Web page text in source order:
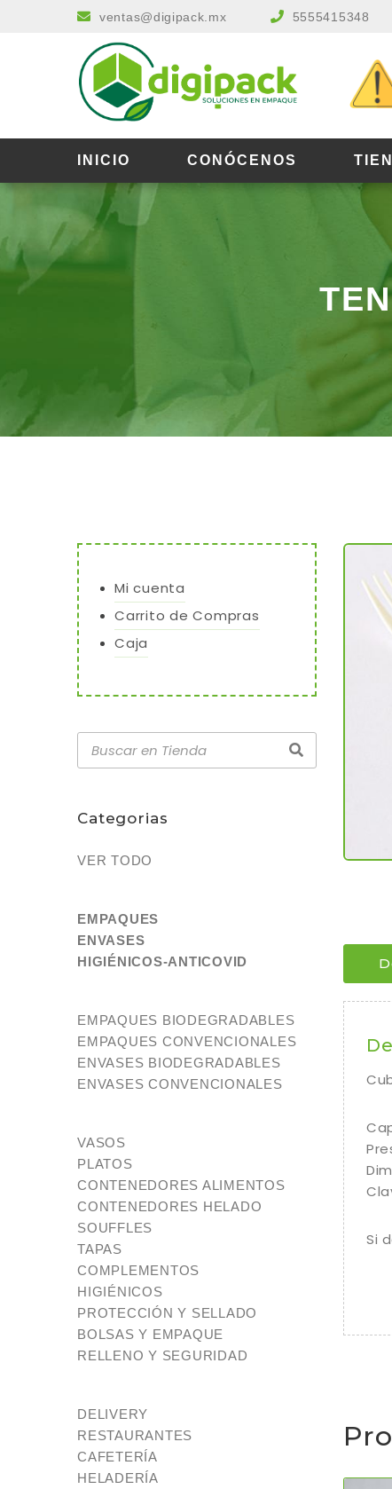
ventas@digipack.mx 5555415348
INICIO CONÓCENOS
Mi cuenta
Carrito de Compras
Caja
Categorias
VER TODO
EMPAQUES
ENVASES
HIGIÉNICOS-ANTICOVID
EMPAQUES BIODEGRADABLES
EMPAQUES CONVENCIONALES
ENVASES BIODEGRADABLES
ENVASES CONVENCIONALES
VASOS
PLATOS
CONTENEDORES ALIMENTOS
CONTENEDORES HELADO
SOUFFLES
TAPAS
COMPLEMENTOS
HIGIÉNICOS
PROTECCIÓN Y SELLADO
BOLSAS Y EMPAQUE
RELLENO Y SEGURIDAD
DELIVERY
RESTAURANTES
CAFETERÍA
HELADERÍA
Si